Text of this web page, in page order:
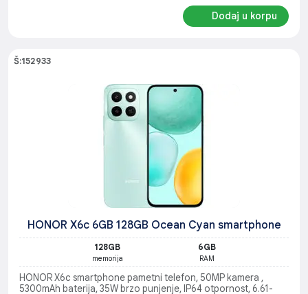
Dodaj u korpu
Š:152933
HONOR X6c 6GB 128GB Ocean Cyan smartphone
128GB
memorija
6GB
RAM
HONOR X6c smartphone pametni telefon, 50MP kamera ,
5300mAh baterija, 35W brzo punjenje, IP64 otpornost, 6.61-